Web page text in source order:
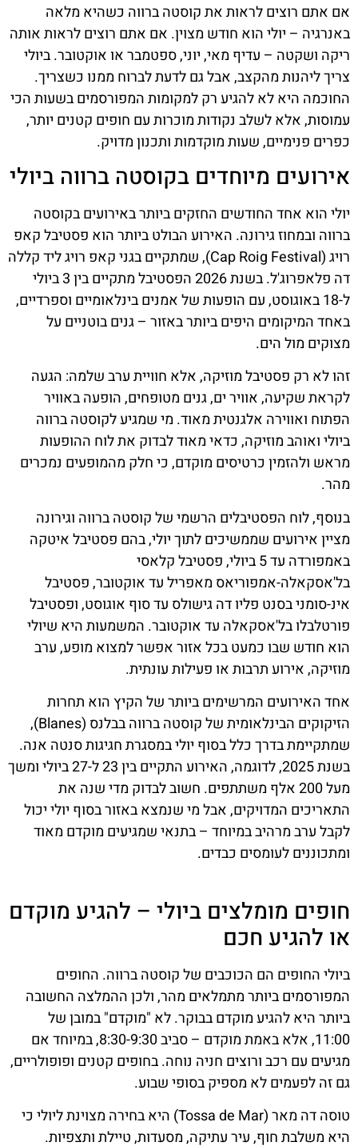
אם אתם רוצים לראות את קוסטה ברווה כשהיא מלאה
באנרגיה – יולי הוא חודש מצוין. אם אתם רוצים לראות אותה
ריקה ושקטה – עדיף מאי, יוני, ספטמבר או אוקטובר. ביולי
צריך ליהנות מהקצב, אבל גם לדעת לברוח ממנו כשצריך.
החוכמה היא לא להגיע רק למקומות המפורסמים בשעות הכי
עמוסות, אלא לשלב נקודות מוכרות עם חופים קטנים יותר,
כפרים פנימיים, שעות מוקדמות ותכנון מדויק.
אירועים מיוחדים בקוסטה ברווה ביולי
יולי הוא אחד החודשים החזקים ביותר באירועים בקוסטה
ברווה ובמחוז גירונה. האירוע הבולט ביותר הוא פסטיבל קאפ
רויג (Cap Roig Festival), שמתקיים בגני קאפ רויג ליד קללה
דה פלאפרוג'ל. בשנת 2026 הפסטיבל מתקיים בין 3 ביולי
ל-18 באוגוסט, עם הופעות של אמנים בינלאומיים וספרדיים,
באחד המיקומים היפים ביותר באזור – גנים בוטניים על
מצוקים מול הים.
זהו לא רק פסטיבל מוזיקה, אלא חוויית ערב שלמה: הגעה
לקראת שקיעה, אוויר ים, גנים מטופחים, הופעה באוויר
הפתוח ואווירה אלגנטית מאוד. מי שמגיע לקוסטה ברווה
ביולי ואוהב מוזיקה, כדאי מאוד לבדוק את לוח ההופעות
מראש ולהזמין כרטיסים מוקדם, כי חלק מהמופעים נמכרים
מהר.
בנוסף, לוח הפסטיבלים הרשמי של קוסטה ברווה וגירונה
מציין אירועים שממשיכים לתוך יולי, בהם פסטיבל איטקה
באמפורדה עד 5 ביולי, פסטיבל קלאסי
בל'אסקאלה-אמפוריאס מאפריל עד אוקטובר, פסטיבל
אינ-סומני בסנט פליו דה גישולס עד סוף אוגוסט, ופסטיבל
פורטלבלו בל'אסקאלה עד אוקטובר. המשמעות היא שיולי
הוא חודש שבו כמעט בכל אזור אפשר למצוא מופע, ערב
מוזיקה, אירוע תרבות או פעילות עונתית.
אחד האירועים המרשימים ביותר של הקיץ הוא תחרות
הזיקוקים הבינלאומית של קוסטה ברווה בבלנס (Blanes),
שמתקיימת בדרך כלל בסוף יולי במסגרת חגיגות סנטה אנה.
בשנת 2025, לדוגמה, האירוע התקיים בין 23 ל-27 ביולי ומשך
מעל 200 אלף משתתפים. חשוב לבדוק מדי שנה את
התאריכים המדויקים, אבל מי שנמצא באזור בסוף יולי יכול
לקבל ערב מרהיב במיוחד – בתנאי שמגיעים מוקדם מאוד
ומתכוננים לעומסים כבדים.
חופים מומלצים ביולי – להגיע מוקדם
או להגיע חכם
ביולי החופים הם הכוכבים של קוסטה ברווה. החופים
המפורסמים ביותר מתמלאים מהר, ולכן ההמלצה החשובה
ביותר היא להגיע מוקדם בבוקר. לא "מוקדם" במובן של
11:00, אלא באמת מוקדם – סביב 8:30-9:30, במיוחד אם
מגיעים עם רכב ורוצים חניה נוחה. בחופים קטנים ופופולריים,
גם זה לפעמים לא מספיק בסופי שבוע.
טוסה דה מאר (Tossa de Mar) היא בחירה מצוינת ליולי כי
היא משלבת חוף, עיר עתיקה, מסעדות, טיילת ותצפיות.